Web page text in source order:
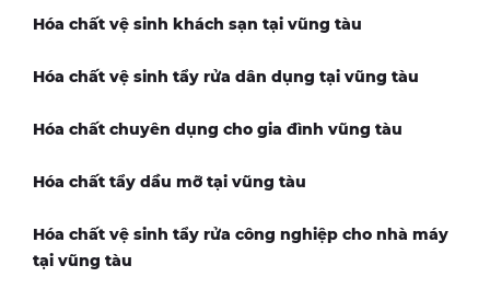
Hóa chất vệ sinh khách sạn tại vũng tàu
Hóa chất vệ sinh tẩy rửa dân dụng tại vũng tàu
Hóa chất chuyên dụng cho gia đình vũng tàu
Hóa chất tẩy dầu mỡ tại vũng tàu
Hóa chất vệ sinh tẩy rửa công nghiệp cho nhà máy
tại vũng tàu